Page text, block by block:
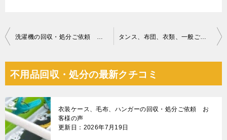
投
ナ
ビ
ゲ
ー
シ
洗濯機の回収・処分ご依頼 お客様の声 タンス、布団、衣類、一般ごみの回収・処分ご依頼 お客様の声
不用品回収・処分の最新クチコミ
衣装ケース、毛布、ハンガーの回収・処分ご依頼 お
客様の声
更新日：2026年7月19日